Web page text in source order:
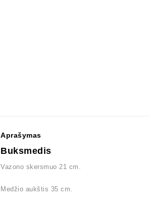
Aprašymas
Buksmedis
Vazono skersmuo 21 cm.
Medžio aukštis 35 cm.